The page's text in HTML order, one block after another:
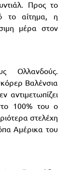
Προς το
το αίτημα, η
μέρα στον
Ολλανδούς.
Βαλένσια
αντιμετωπίζει
100% του ο
στελέχη
Αμέρικα του